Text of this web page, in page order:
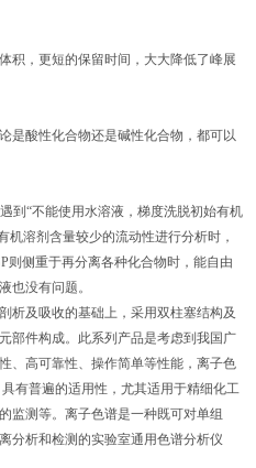
，更短的保留时间，大大降低了峰展
是酸性化合物还是碱性化合物，都可以
“不能使用水溶液，梯度洗脱初始有机
机溶剂含量较少的流动性进行分析时，
则侧重于再分离各种化合物时，能自由
也没有问题。
析及吸收的基础上，采用双柱塞结构及
部件构成。此系列产品是考虑到我国广
、高可靠性、操作简单等性能，离子色
有普遍的适用性，尤其适用于精细化工
监测等。离子色谱是一种既可对单组
分析和检测的实验室通用色谱分析仪